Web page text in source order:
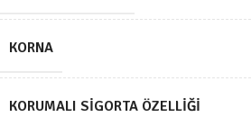
KORNA
KORUMALI SIGORTA ÖZELLIĞI